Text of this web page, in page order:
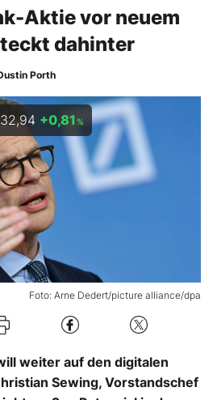
Aktie vor neuem
dahinter
Porth
Foto: Arne Dedert/picture alliance/dpa
32,94 +0,81 %
weiter auf den digitalen
Sewing, Vorstandschef